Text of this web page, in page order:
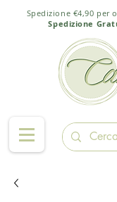
Spedizione €4,90 per
Spedizione